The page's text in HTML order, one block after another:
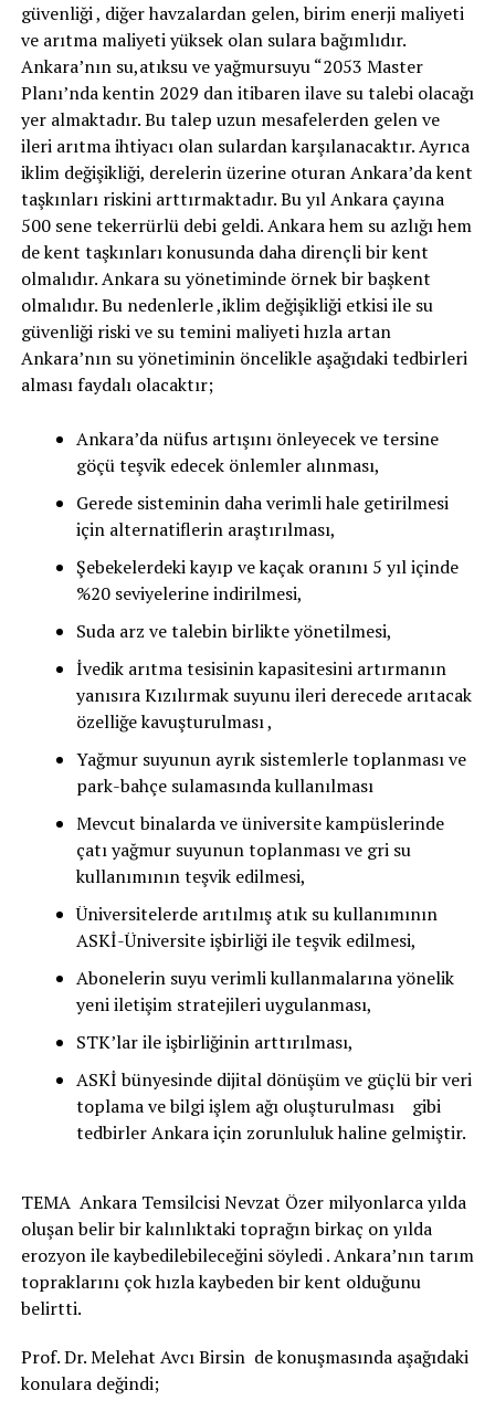
güvenliği , diğer havzalardan gelen, birim enerji maliyeti
ve arıtma maliyeti yüksek olan sulara bağımlıdır.
Ankara’nın su,atıksu ve yağmursuyu “2053 Master
Planı’nda kentin 2029 dan itibaren ilave su talebi olacağı
yer almaktadır. Bu talep uzun mesafelerden gelen ve
ileri arıtma ihtiyacı olan sulardan karşılanacaktır. Ayrıca
iklim değişikliği, derelerin üzerine oturan Ankara’da kent
taşkınları riskini arttırmaktadır. Bu yıl Ankara çayına
500 sene tekerrürlü debi geldi. Ankara hem su azlığı hem
de kent taşkınları konusunda daha dirençli bir kent
olmalıdır. Ankara su yönetiminde örnek bir başkent
olmalıdır. Bu nedenlerle ,iklim değişikliği etkisi ile su
güvenliği riski ve su temini maliyeti hızla artan
Ankara’nın su yönetiminin öncelikle aşağıdaki tedbirleri
alması faydalı olacaktır;
Ankara’da nüfus artışını önleyecek ve tersine
göçü teşvik edecek önlemler alınması,
Gerede sisteminin daha verimli hale getirilmesi
için alternatiflerin araştırılması,
Şebekelerdeki kayıp ve kaçak oranını 5 yıl içinde
%20 seviyelerine indirilmesi,
Suda arz ve talebin birlikte yönetilmesi,
İvedik arıtma tesisinin kapasitesini artırmanın
yanısıra Kızılırmak suyunu ileri derecede arıtacak
özelliğe kavuşturulması ,
Yağmur suyunun ayrık sistemlerle toplanması ve
park-bahçe sulamasında kullanılması
Mevcut binalarda ve üniversite kampüslerinde
çatı yağmur suyunun toplanması ve gri su
kullanımının teşvik edilmesi,
Üniversitelerde arıtılmış atık su kullanımının
ASKİ-Üniversite işbirliği ile teşvik edilmesi,
Abonelerin suyu verimli kullanmalarına yönelik
yeni iletişim stratejileri uygulanması,
STK’lar ile işbirliğinin arttırılması,
ASKİ bünyesinde dijital dönüşüm ve güçlü bir veri
toplama ve bilgi işlem ağı oluşturulması gibi
tedbirler Ankara için zorunluluk haline gelmiştir.
TEMA Ankara Temsilcisi Nevzat Özer milyonlarca yılda
oluşan belir bir kalınlıktaki toprağın birkaç on yılda
erozyon ile kaybedilebileceğini söyledi . Ankara’nın tarım
topraklarını çok hızla kaybeden bir kent olduğunu
belirtti.
Prof. Dr. Melehat Avcı Birsin de konuşmasında aşağıdaki
konulara değindi;